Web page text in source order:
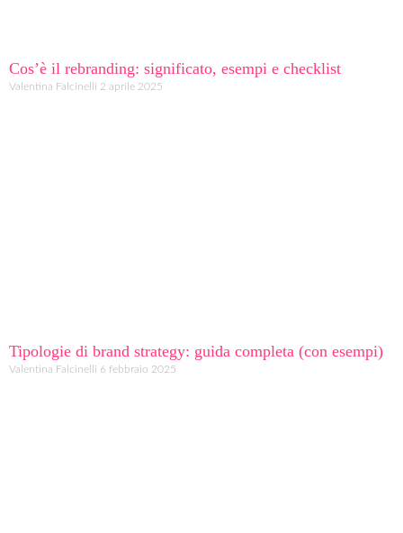
Cos’è il rebranding: significato, esempi e checklist
Valentina Falcinelli 2 aprile 2025
Tipologie di brand strategy: guida completa (con esempi)
Valentina Falcinelli 6 febbraio 2025